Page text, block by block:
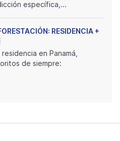
específica,...
RESIDENCIA +
en Panamá,
de siempre: